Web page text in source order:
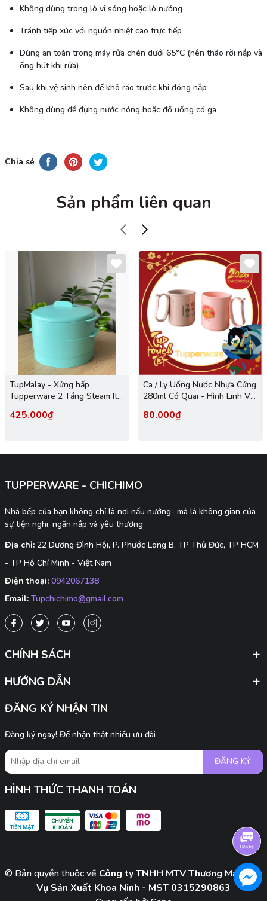
Không dùng trong lò vi sóng hoặc lò nướng
Tránh tiếp xúc với nguồn nhiệt cao trực tiếp
Dùng an toàn trong máy rửa chén dưới 65°C (nên tháo rời nắp và
ống hút khi rửa)
Sau khi vệ sinh nên để khô ráo trước khi đóng nắp
Không dùng để đựng nước nóng hoặc đồ uống có ga
Chia sẻ
Sản phẩm liên quan
TupMalay - Xửng hấp
Tupperware 2 Tầng Steam It -
425.000₫
Ca / Ly Uống Nước Nhựa Cứng
280ml Có Quai - Hình Linh Vật
80.000₫
TUPPERWARE - CHICHIMO
Nhà bếp của bạn không chỉ là nơi nấu nướng- mà là không gian của
sự tiện nghi, ngăn nắp và yêu thương
Địa chỉ: 22 Dương Đình Hội, P. Phước Long B, TP Thủ Đức, TP HCM
- TP Hồ Chí Minh - Việt Nam
Điện thoại: 0942067138
Email: Tupchichimo@gmail.com
CHÍNH SÁCH
HƯỚNG DẪN
ĐĂNG KÝ NHẬN TIN
Đăng ký ngay! Để nhận thật nhiều ưu đãi
ĐĂNG KÝ
HÌNH THỨC THANH TOÁN
© Bản quyền thuộc về Công ty TNHH MTV Thương Mại Dịch
Vụ Sản Xuất Khoa Ninh - MST 0315290863